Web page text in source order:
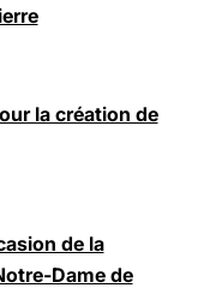
la création de
de la
Dame de